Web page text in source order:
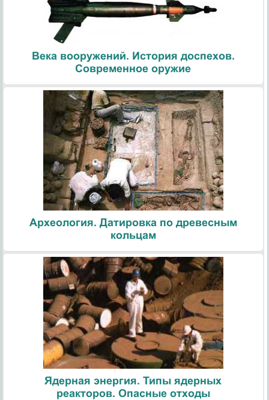
Века вооружений. История доспехов.
Современное оружие
Археология. Датировка по древесным
кольцам
Ядерная энергия. Типы ядерных
реакторов. Опасные отходы